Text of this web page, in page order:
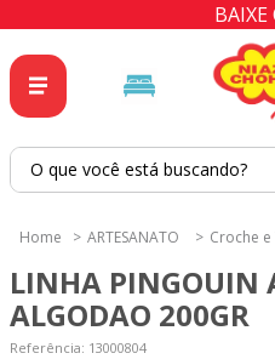
BAIXE
O que você está buscando?
ARTESANATO Croche
LINHA PINGOUIN
ALGODAO 200GR
Referência: 13000804
2
tapete
cortina